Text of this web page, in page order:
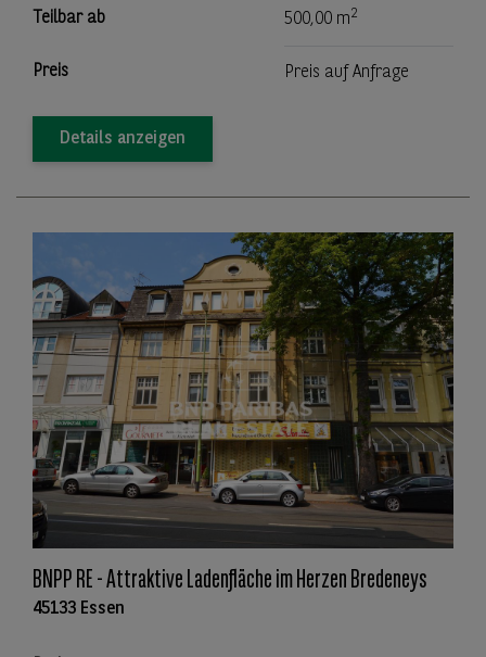
Teilbar ab 500,00 m2
Preis Preis auf Anfrage
Details anzeigen
BNPP RE - Attraktive Ladenfläche im Herzen Bredeneys
45133 Essen